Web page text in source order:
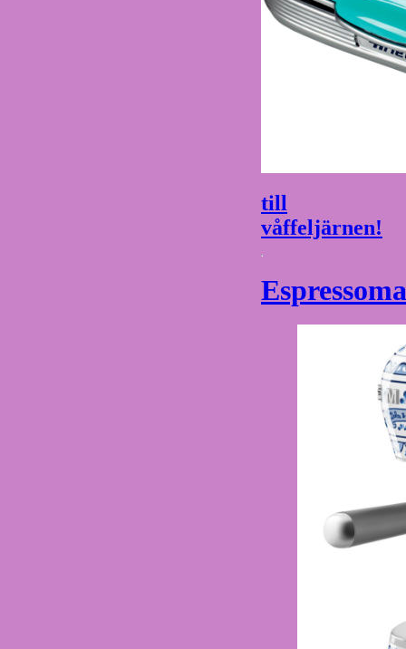
till
våffeljärnen!